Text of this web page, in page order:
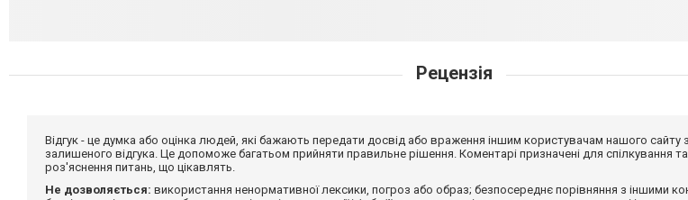
Рецензія
Відгук - це думка або оцінка людей, які бажають передати досвід або враження іншим користувачам нашого
залишеного відгука. Це допоможе багатьом прийняти правильне рішення. Коментарі призначені для спілкування
роз'яснення питань, що цікавлять.
Не дозволяється: використання ненормативної лексики, погроз або образ; безпосереднє порівняння з іншими